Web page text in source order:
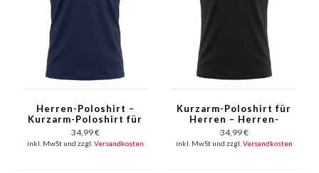
Herren-Poloshirt –
Kurzarm-Poloshirt für
Herren – Slim Fit –
A150-3 – Marineblau
34,99 €
inkl. MwSt und zzgl. Versandkosten
Kurzarm-Poloshirt für
Herren – Herren-
Poloshirt – Slim-Fit-
Poloshirt für Herren –
A150-1 – Schwarz
34,99 €
inkl. MwSt und zzgl. Versandkosten